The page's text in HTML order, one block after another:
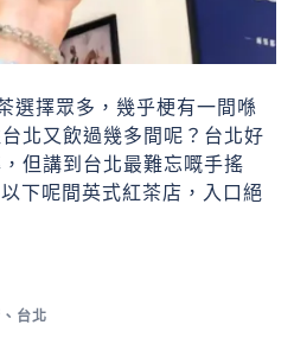
選擇眾多，幾乎梗有一間喺
北又飲過幾多間呢？台北好
但講到台北最難忘嘅手搖
下呢間英式紅茶店，入口絕
、 台北